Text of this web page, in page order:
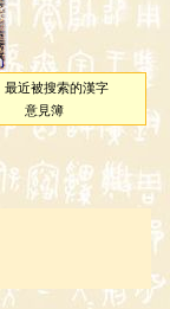
最近被搜索的漢字
意見簿